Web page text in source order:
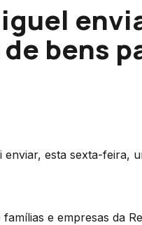
bens
enviar, esta sexta-feira,
e empresas da